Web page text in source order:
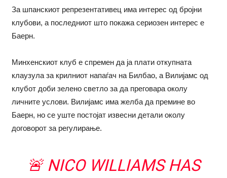
За шпанскиот репрезентативец има интерес од бројни
клубови, а последниот што покажа сериозен интерес е
Баерн.
Минхенскиот клуб е спремен да ја плати откупната
клаузула за крилниот напаѓач на Билбао, а Вилијамс од
клубот доби зелено светло за да преговара околу
личните услови. Вилијамс има желба да премине во
Баерн, но се уште постојат извесни детали околу
договорот за регулирање.
🚨 NICO WILLIAMS HAS